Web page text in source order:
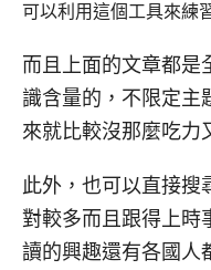
可以利用這個工具來練
而且上面的文章都是
識含量的，不限定主
來就比較沒那麼吃力
此外，也可以直接搜
對較多而且跟得上時
讀的興趣還有各國人